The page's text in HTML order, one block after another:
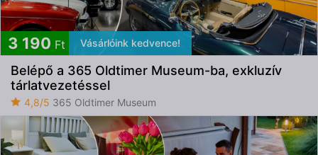
3 190 Ft Vásárlóink kedvence!
Belépő a 365 Oldtimer Museum-ba, exkluzív
tárlatvezetéssel
4,8/5 365 Oldtimer Museum